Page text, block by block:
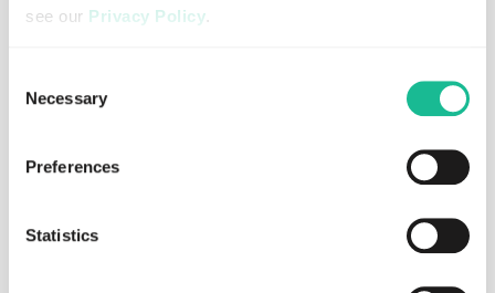
see our Privacy Policy.
you visit this website. A single cookie will be used in your
browser to remember your preference not to be tracked.
Selection
Necessary
Preferences
Statistics
REGULATORY
Greater Than AB and ABAX AS reach